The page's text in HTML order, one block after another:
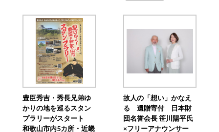
豊臣秀吉・秀長兄弟ゆ
かりの地を巡るスタン
プラリーがスタート
和歌山市内5カ所・近畿
故人の「想い」かなえ
る 遺贈寄付 日本財
団名誉会長 笹川陽平氏
×フリーアナウンサー